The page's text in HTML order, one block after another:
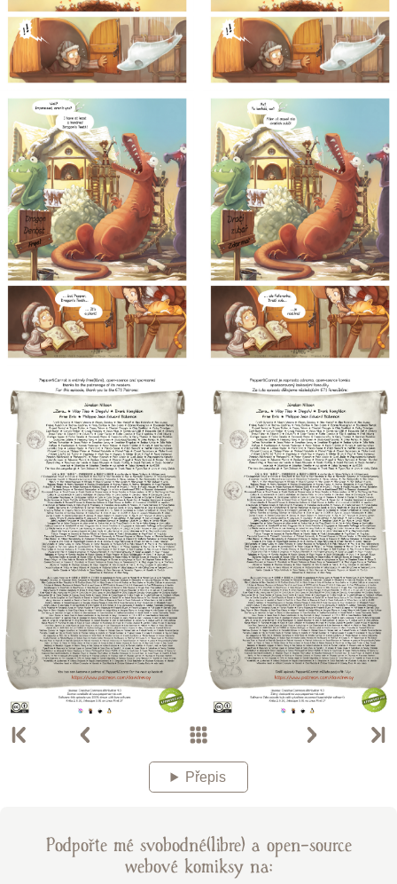
Přepis
Podpořte mé svobodné(libre) a open-source
webové komiksy na: